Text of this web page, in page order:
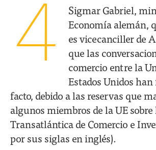
4
Sigmar Gabriel,
Economía alemán,
es vicecanciller de
que las
comercio entre la
Estados Unidos han
facto, debido a las reservas que
algunos miembros de la UE
Transatlántica de Comercio e
por sus siglas en inglés).